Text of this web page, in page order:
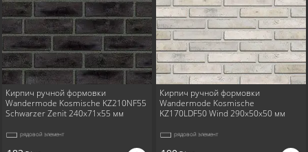
Кирпич ручной формовки
Wandermode Kosmische KZ210NF55
Schwarzer Zenit 240x71x55 мм
рядовой элемент
Кирпич ручной формовки
Wandermode Kosmische
KZ170LDF50 Wind 290x50x50 мм
рядовой элемент